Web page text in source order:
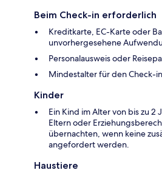
Beim Check-in erforderlich
Kreditkarte, EC-Karte oder
unvorhergesehene
Personalausweis oder
Mindestalter für den Check-
Kinder
Ein Kind im Alter von bis zu 2
Eltern oder
übernachten, wenn keine
angefordert werden.
Haustiere